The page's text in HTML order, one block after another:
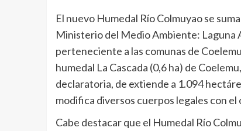
El nuevo Humedal Río Colmuyao se
Ministerio del Medio Ambiente: Laguna
perteneciente a las comunas de
humedal La Cascada (0,6 ha) de
declaratoria, de extiende a 1.094
modifica diversos cuerpos legales con
Cabe destacar que el Humedal Río